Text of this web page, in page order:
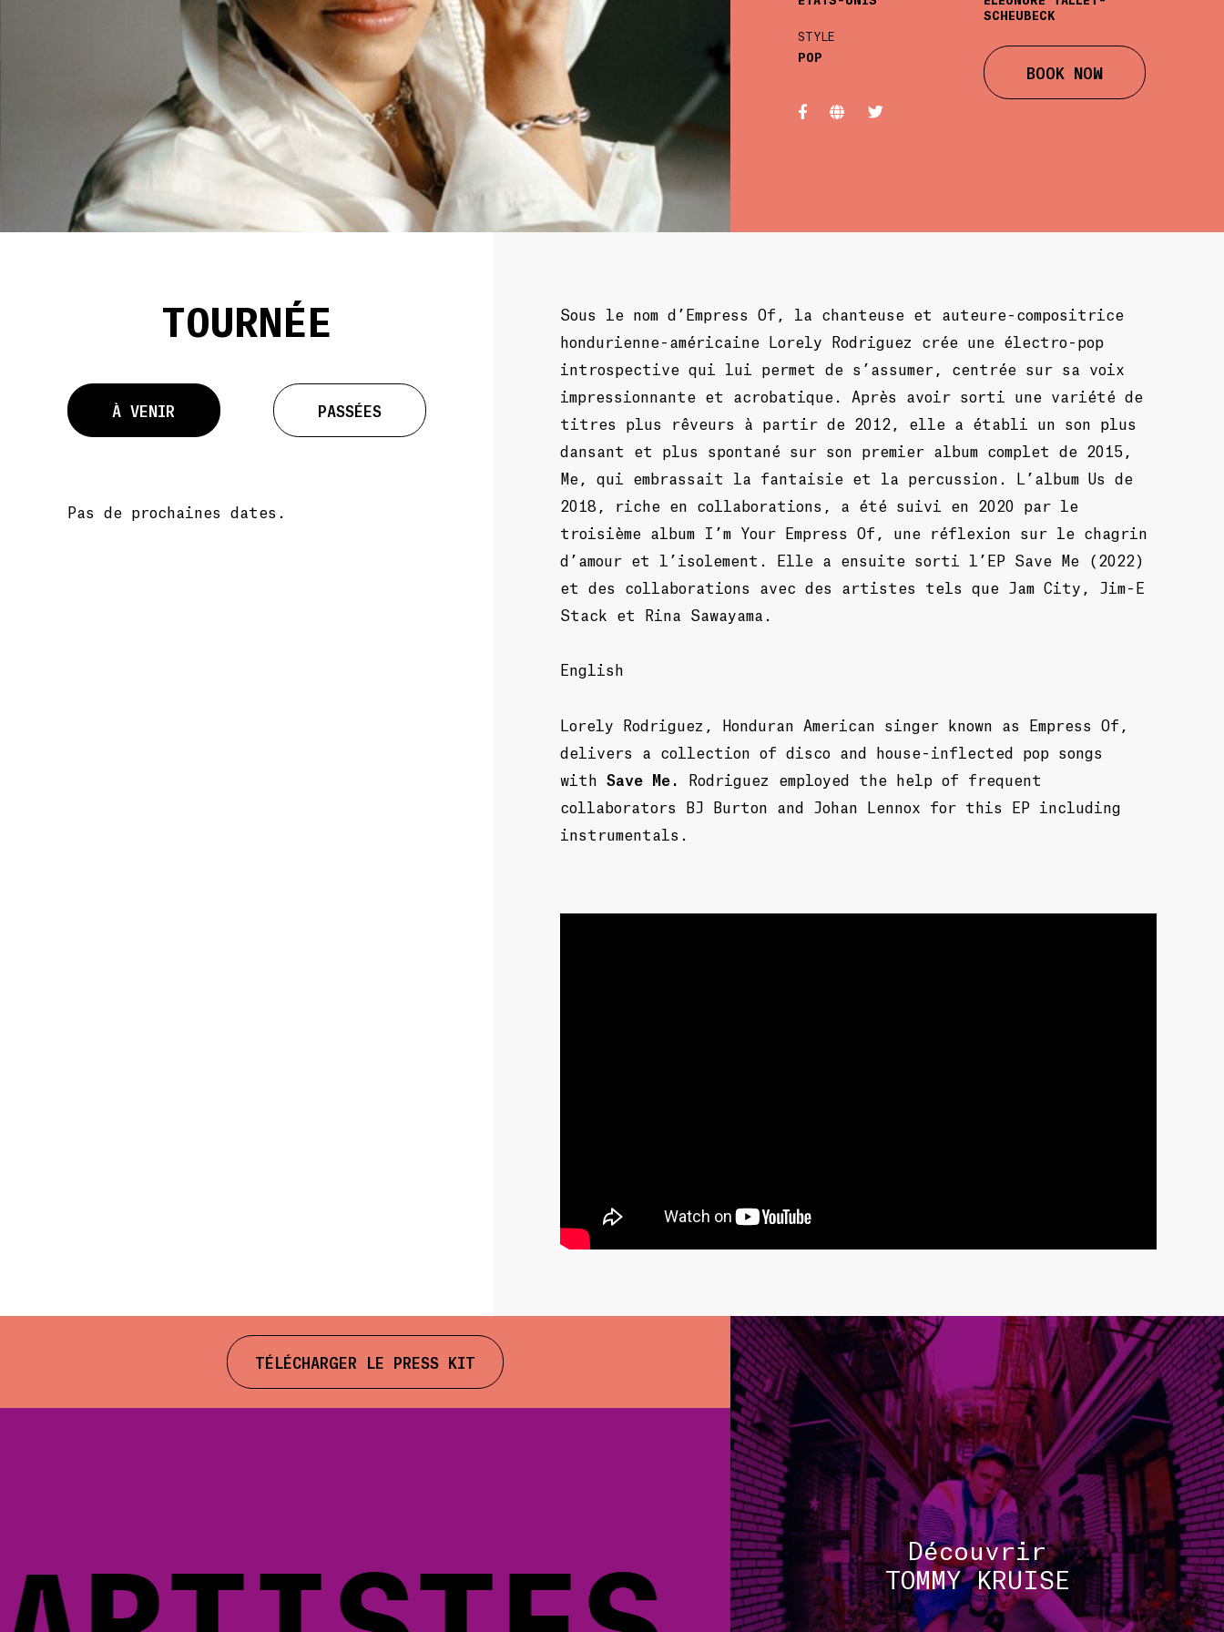
STYLE
POP
SCHEUBECK
BOOK NOW
TOURNÉE
À VENIR PASSÉES
Pas de prochaines dates.
Sous le nom d’Empress Of, la chanteuse et auteure-compositrice
hondurienne-américaine Lorely Rodriguez crée une électro-pop
introspective qui lui permet de s’assumer, centrée sur sa voix
impressionnante et acrobatique. Après avoir sorti une variété de
titres plus rêveurs à partir de 2012, elle a établi un son plus
dansant et plus spontané sur son premier album complet de 2015,
Me, qui embrassait la fantaisie et la percussion. L’album Us de
2018, riche en collaborations, a été suivi en 2020 par le
troisième album I’m Your Empress Of, une réflexion sur le chagrin
d’amour et l’isolement. Elle a ensuite sorti l’EP Save Me (2022)
et des collaborations avec des artistes tels que Jam City, Jim-E
Stack et Rina Sawayama.
English
Lorely Rodriguez, Honduran American singer known as Empress Of,
delivers a collection of disco and house-inflected pop songs
withSave Me.
Rodriguez employed the help of frequent
collaborators BJ Burton and Johan Lennox for this EP including
instrumentals.
TÉLÉCHARGER LE PRESS KIT
Découvrir
TOMMY KRUISE